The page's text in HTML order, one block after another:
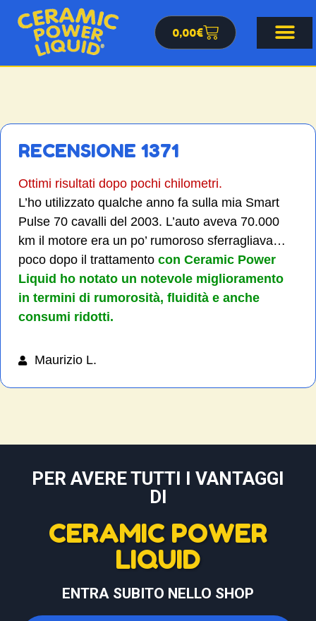
0,00€
RECENSIONE 1371
Ottimi risultati dopo pochi chilometri.
L’ho utilizzato qualche anno fa sulla mia Smart
Pulse 70 cavalli del 2003. L’auto aveva 70.000
km il motore era un po’ rumoroso sferragliava…
poco dopo il trattamento con Ceramic Power
Liquid ho notato un notevole miglioramento
in termini di rumorosità, fluidità e anche
consumi ridotti.
Maurizio L.
PER AVERE TUTTI I VANTAGGI
DI
CERAMIC POWER
LIQUID
ENTRA SUBITO NELLO SHOP